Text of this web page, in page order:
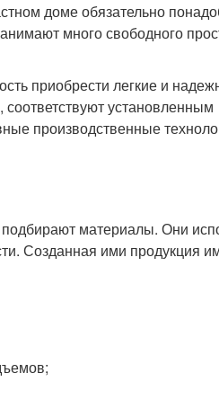
доме обязательно
много свободного
приобрести легкие и
установленным
производственные
подбирают материалы. Они
Созданная ими продукция